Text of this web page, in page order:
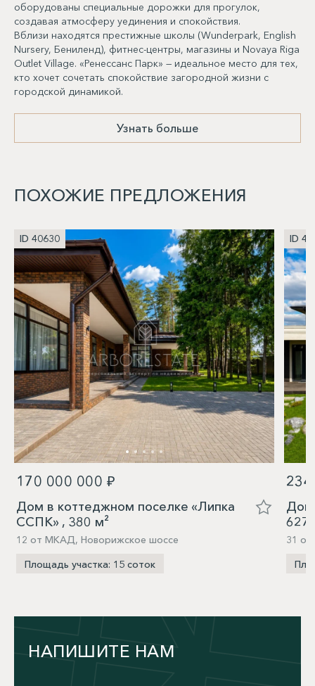
оборудованы специальные дорожки для прогулок,
создавая атмосферу уединения и спокойствия.
Вблизи находятся престижные школы (Wunderpark, English
Nursery, Бениленд), фитнес-центры, магазины и Novaya Riga
Outlet Village. «Ренессанс Парк» — идеальное место для тех,
кто хочет сочетать спокойствие загородной жизни с
городской динамикой.
Узнать больше
ПОХОЖИЕ ПРЕДЛОЖЕНИЯ
ID 40630
170 000 000 ₽
Дом в коттеджном поселке «Липка
ССПК» , 380 м²
12 от МКАД, Новорижское шоссе
Площадь участка: 15 соток
ID
Дом
31
НАПИШИТЕ НАМ